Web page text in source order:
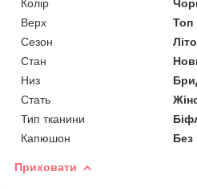
Колір
Верх
Топ
Сезон
Літо
Стан
Низ
Стать
Тип тканини
Капюшон
Без
Приховати